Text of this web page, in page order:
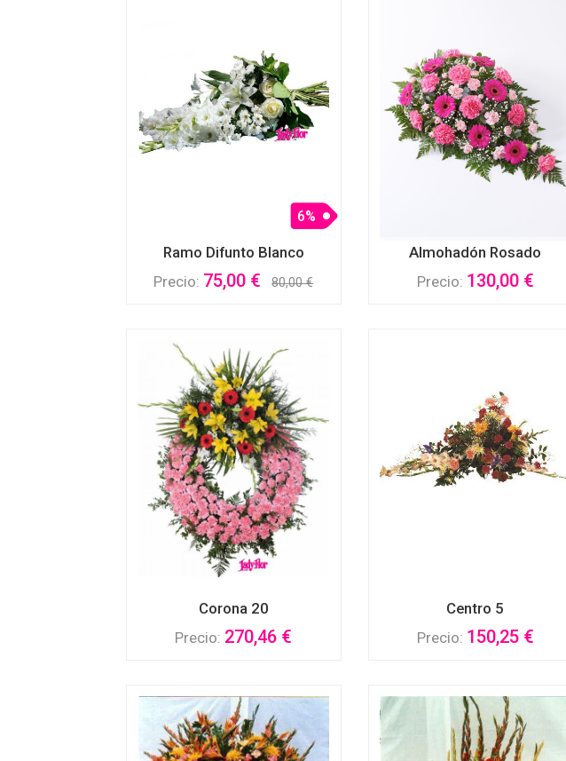
Ramo Difunto Blanco
6%
Precio: 75,00 € 80,00 €
Almohadón Rosado
Precio: 130,00 €
Corona 20
Precio: 270,46 €
Centro 5
Precio: 150,25 €